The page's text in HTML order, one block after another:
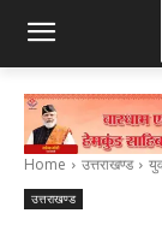
Home उत्तराखण्ड
उत्तराखण्ड